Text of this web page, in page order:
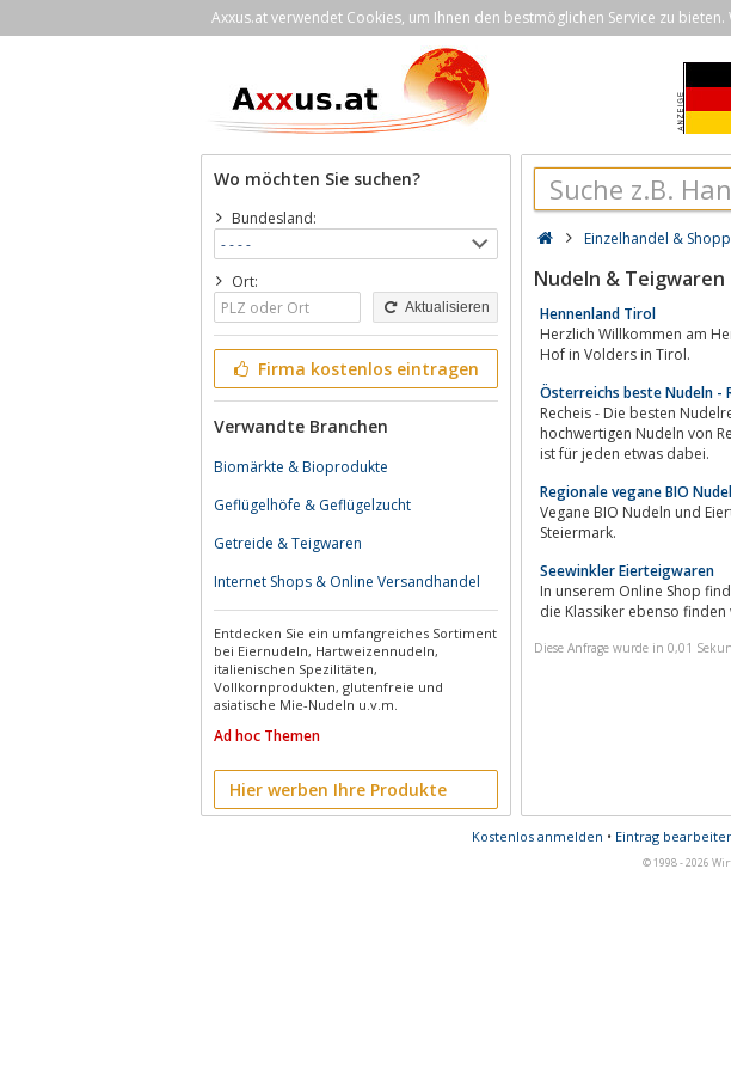
Axxus.at verwendet Cookies, um Ihnen den bestmöglichen Service zu
Wo möchten Sie suchen?
Bundesland:
Ort:
Aktualisieren
Firma kostenlos eintragen
Verwandte Branchen
Biomärkte & Bioprodukte
Geflügelhöfe & Geflügelzucht
Getreide & Teigwaren
Internet Shops & Online Versandhandel
Entdecken Sie ein umfangreiches Sortiment
bei Eiernudeln, Hartweizennudeln,
italienischen Spezilitäten,
Vollkornprodukten, glutenfreie und
asiatische Mie-Nudeln u.v.m.
Ad hoc Themen
Hier werben Ihre Produkte
Einzelhandel &
Nudeln & Teigwaren
Hennenland Tirol
Herzlich Willkommen am Hennenland Tirol. Hühnerzucht,
Hof in Volders in Tirol.
Österreichs beste Nudeln -
Recheis - Die besten Nudelrezepte, Produkte und viele Informationen rund um die beliebteste
hochwertigen Nudeln von
ist für jeden etwas dabei.
Regionale vegane BIO
Vegane BIO Nudeln und
Steiermark.
Seewinkler Eierteigwaren
In unserem Online Shop finden Sie über 60
Diese Anfrage wurde in 0,01
Kostenlos anmelden • Eintrag
© 1998 - 2026